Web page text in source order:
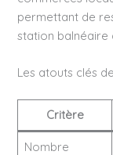
permettant de
station balnéaire
Les atouts clés
Critère
Nombre